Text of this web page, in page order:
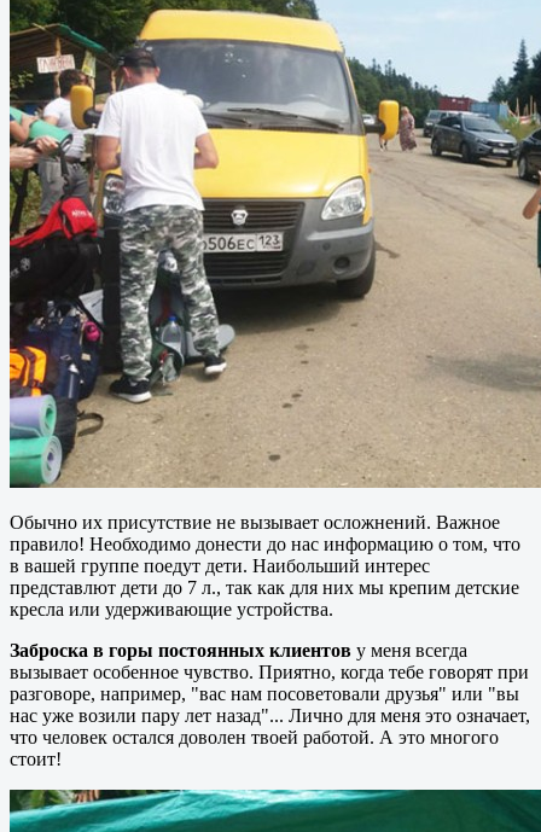
Обычно их присутствие не вызывает осложнений. Важное
правило! Необходимо донести до нас информацию о том, что
в вашей группе поедут дети. Наибольший интерес
представлют дети до 7 л., так как для них мы крепим детские
кресла или удерживающие устройства.
Заброска в горы постоянных клиентов у меня всегда
вызывает особенное чувство. Приятно, когда тебе говорят при
разговоре, например, "вас нам посоветовали друзья" или "вы
нас уже возили пару лет назад"... Лично для меня это означает,
что человек остался доволен твоей работой. А это многого
стоит!